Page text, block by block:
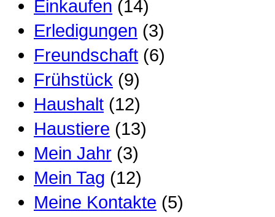
Einkaufen (14)
Erledigungen (3)
Freundschaft (6)
Frühstück (9)
Haushalt (12)
Haustiere (13)
Mein Jahr (3)
Mein Tag (12)
Meine Kontakte (5)